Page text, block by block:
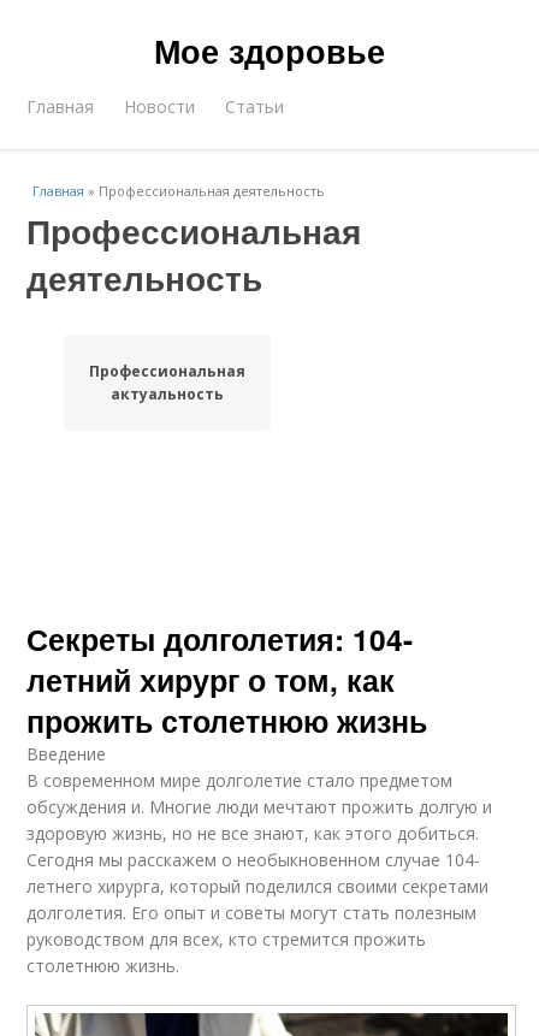
Мое здоровье
Главная Новости Статьи
Главная » Профессиональная деятельность
Профессиональная
деятельность
Профессиональная
актуальность
Секреты долголетия: 104-
летний хирург о том, как
прожить столетнюю жизнь
Введение
В современном мире долголетие стало предметом
обсуждения и. Многие люди мечтают прожить долгую и
здоровую жизнь, но не все знают, как этого добиться.
Сегодня мы расскажем о необыкновенном случае 104-
летнего хирурга, который поделился своими секретами
долголетия. Его опыт и советы могут стать полезным
руководством для всех, кто стремится прожить
столетнюю жизнь.